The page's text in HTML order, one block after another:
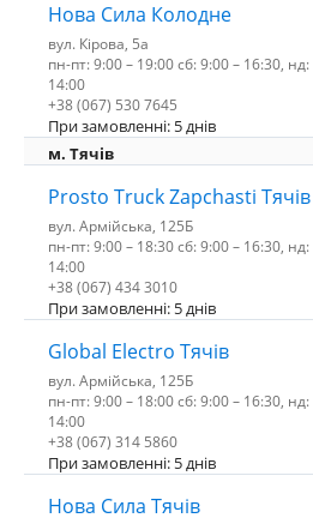
Нова Сила Колодне
вул. Кірова, 5а
пн-пт: 9:00 – 19:00 сб: 9:00 – 16:30,
14:00
+38 (067) 530 7645
При замовленні: 5 днів
м. Тячів
Prosto Truck Zapchasti Тячів
вул. Армійська, 125Б
пн-пт: 9:00 – 18:30 сб: 9:00 – 16:30,
14:00
+38 (067) 434 3010
При замовленні: 5 днів
Global Electro Тячів
вул. Армійська, 125Б
пн-пт: 9:00 – 18:00 сб: 9:00 – 16:30,
14:00
+38 (067) 314 5860
При замовленні: 5 днів
Нова Сила Тячів